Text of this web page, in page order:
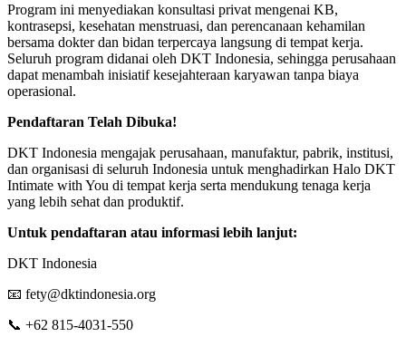
Program ini menyediakan konsultasi privat mengenai KB,
kontrasepsi, kesehatan menstruasi, dan perencanaan kehamilan
bersama dokter dan bidan terpercaya langsung di tempat kerja.
Seluruh program didanai oleh DKT Indonesia, sehingga perusahaan
dapat menambah inisiatif kesejahteraan karyawan tanpa biaya
operasional.
Pendaftaran Telah Dibuka!
DKT Indonesia mengajak perusahaan, manufaktur, pabrik, institusi,
dan organisasi di seluruh Indonesia untuk menghadirkan Halo DKT
Intimate with You di tempat kerja serta mendukung tenaga kerja
yang lebih sehat dan produktif.
Untuk pendaftaran atau informasi lebih lanjut:
DKT Indonesia
📧 fety@dktindonesia.org
📞 +62 815-4031-550